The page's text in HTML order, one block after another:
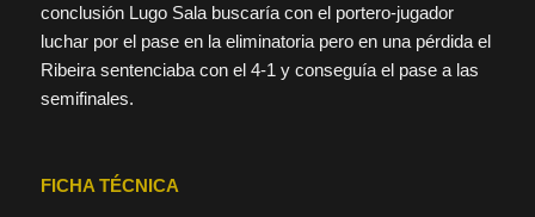
conclusión Lugo Sala buscaría con el portero-jugador
luchar por el pase en la eliminatoria pero en una pérdida el
Ribeira sentenciaba con el 4-1 y conseguía el pase a las
semifinales.
FICHA TÉCNICA